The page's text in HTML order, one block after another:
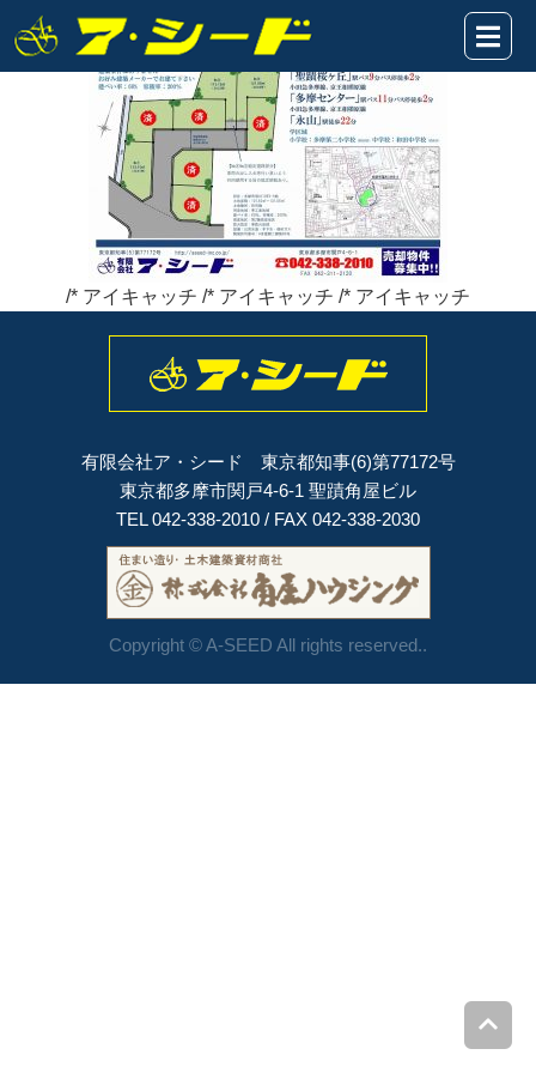
落川2022★販売図2023.2.13HP 2023年02月13日
/* アイキャッチ /* アイキャッチ /* アイキャッチ
有限会社ア・シード 東京都知事(6)第77172号
東京都多摩市関戸4-6-1 聖蹟角屋ビル
TEL 042-338-2010 / FAX 042-338-2030
Copyright © A-SEED All rights reserved..